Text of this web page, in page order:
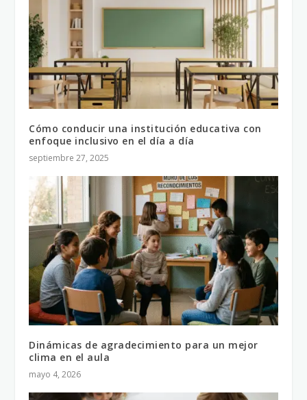
Cómo conducir una institución educativa con
enfoque inclusivo en el día a día
septiembre 27, 2025
Dinámicas de agradecimiento para un mejor
clima en el aula
mayo 4, 2026